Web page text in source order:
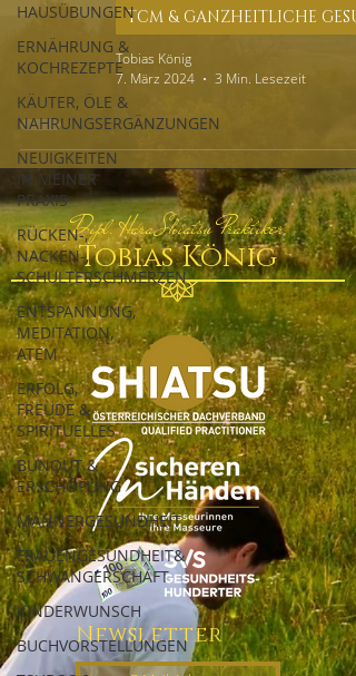
HAUSÜBUNGEN
ERNÄHRUNG &
KOCHREZEPTE
KÄUTER, ÖLE &
NAHRUNGSERGÄNZUNGEN
NEUIGKEITEN
IN MEINER
PRAXIS
RÜCKEN-,
NACKEN-,
SCHULTERSCHMERZEN
ENTSPANNUNG,
MEDITATION,
ATEM
ERFOLG,
FREUDE &
SPIRITUELLES
BUNOUT &
ERSCHÖPUNG
MÄNNERGESUNDHEIT
FRAUENGESUNDHEIT&
SCHWANGERSCHAFT
KINDERWUNSCH
BUCHVORSTELLUNGEN
Tobias König
7. März 2024
3 Min. Lesezeit
Dipl. Hara Shiatsu Praktiker
Tobias König
Newsletter